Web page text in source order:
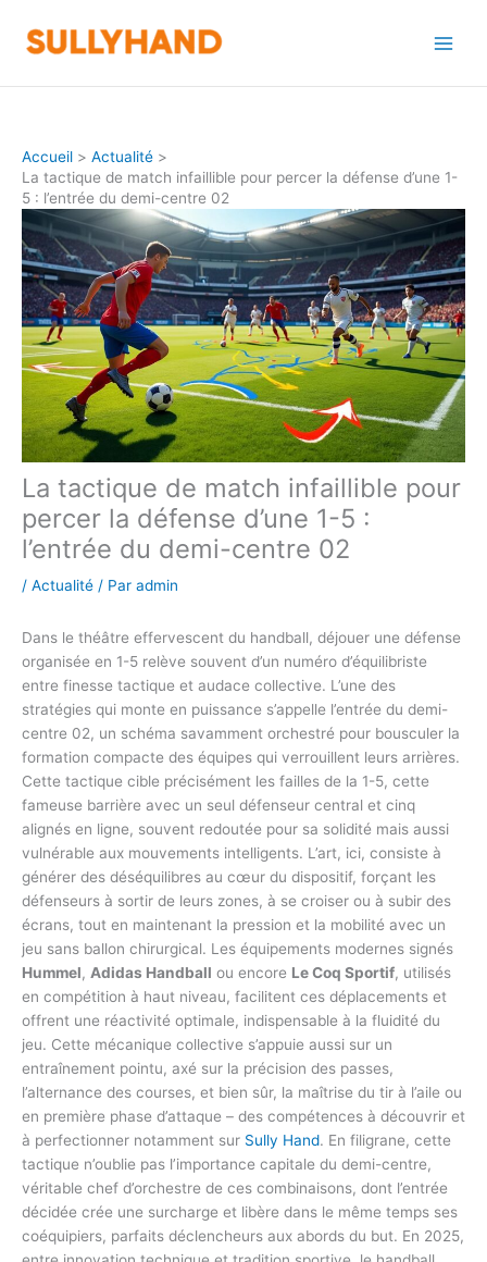
contenu
Accueil
Actualité
La tactique de match infaillible pour percer la défense d’une 1-
5 : l’entrée du demi-centre 02
La tactique de match infaillible pour
percer la défense d’une 1-5 :
l’entrée du demi-centre 02
/ Actualité / Par admin
Dans le théâtre effervescent du handball, déjouer une défense
organisée en 1-5 relève souvent d’un numéro d’équilibriste
entre finesse tactique et audace collective. L’une des
stratégies qui monte en puissance s’appelle l’entrée du demi-
centre 02, un schéma savamment orchestré pour bousculer la
formation compacte des équipes qui verrouillent leurs arrières.
Cette tactique cible précisément les failles de la 1-5, cette
fameuse barrière avec un seul défenseur central et cinq
alignés en ligne, souvent redoutée pour sa solidité mais aussi
vulnérable aux mouvements intelligents. L’art, ici, consiste à
générer des déséquilibres au cœur du dispositif, forçant les
défenseurs à sortir de leurs zones, à se croiser ou à subir des
écrans, tout en maintenant la pression et la mobilité avec un
jeu sans ballon chirurgical. Les équipements modernes signés
Hummel, Adidas Handball ou encore Le Coq Sportif, utilisés
en compétition à haut niveau, facilitent ces déplacements et
offrent une réactivité optimale, indispensable à la fluidité du
jeu. Cette mécanique collective s’appuie aussi sur un
entraînement pointu, axé sur la précision des passes,
l’alternance des courses, et bien sûr, la maîtrise du tir à l’aile ou
en première phase d’attaque – des compétences à découvrir et
à perfectionner notamment sur Sully Hand. En filigrane, cette
tactique n’oublie pas l’importance capitale du demi-centre,
véritable chef d’orchestre de ces combinaisons, dont l’entrée
décidée crée une surcharge et libère dans le même temps ses
coéquipiers, parfaits déclencheurs aux abords du but. En 2025,